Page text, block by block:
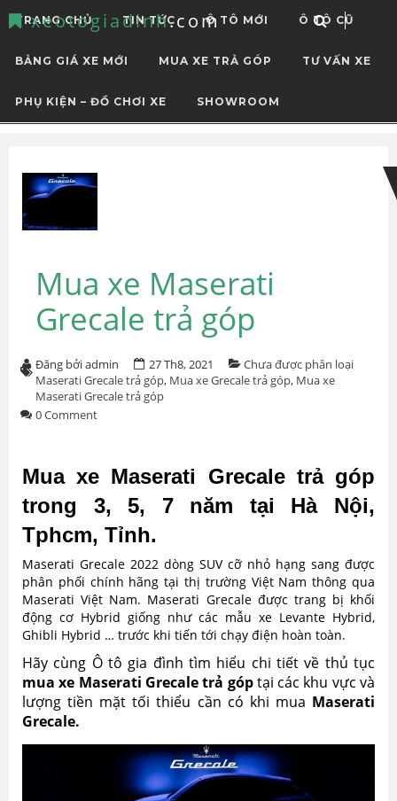
TRANG CHỦ TIN TỨC Ô TÔ MỚI Ô TÔ CŨ
BẢNG GIÁ XE MỚI MUA XE TRẢ GÓP TƯ VẤN XE
PHỤ KIỆN – ĐỒ CHƠI XE SHOWROOM
xeotogiadinh.com
Mua xe Maserati
Grecale trả góp
Đăng bởi admin 27 Th8, 2021
Chưa được phân loại
Maserati Grecale trả góp, Mua xe Grecale trả góp, Mua xe
Maserati Grecale trả góp
0 Comment
Mua xe Maserati Grecale trả góp
trong 3, 5, 7 năm tại Hà Nội,
Tphcm, Tỉnh.
Maserati Grecale 2022 dòng SUV cỡ nhỏ hạng sang được
phân phối chính hãng tại thị trường Việt Nam thông qua
Maserati Việt Nam. Maserati Grecale được trang bị khối
động cơ Hybrid giống như các mẫu xe Levante Hybrid,
Ghibli Hybrid … trước khi tiến tới chạy điện hoàn toàn.
Hãy cùng Ô tô gia đình tìm hiểu chi tiết về thủ tục
mua xe Maserati Grecale trả góptại các khu vực và
lượng tiền mặt tối thiểu cần có khi mua Maserati
Grecale.